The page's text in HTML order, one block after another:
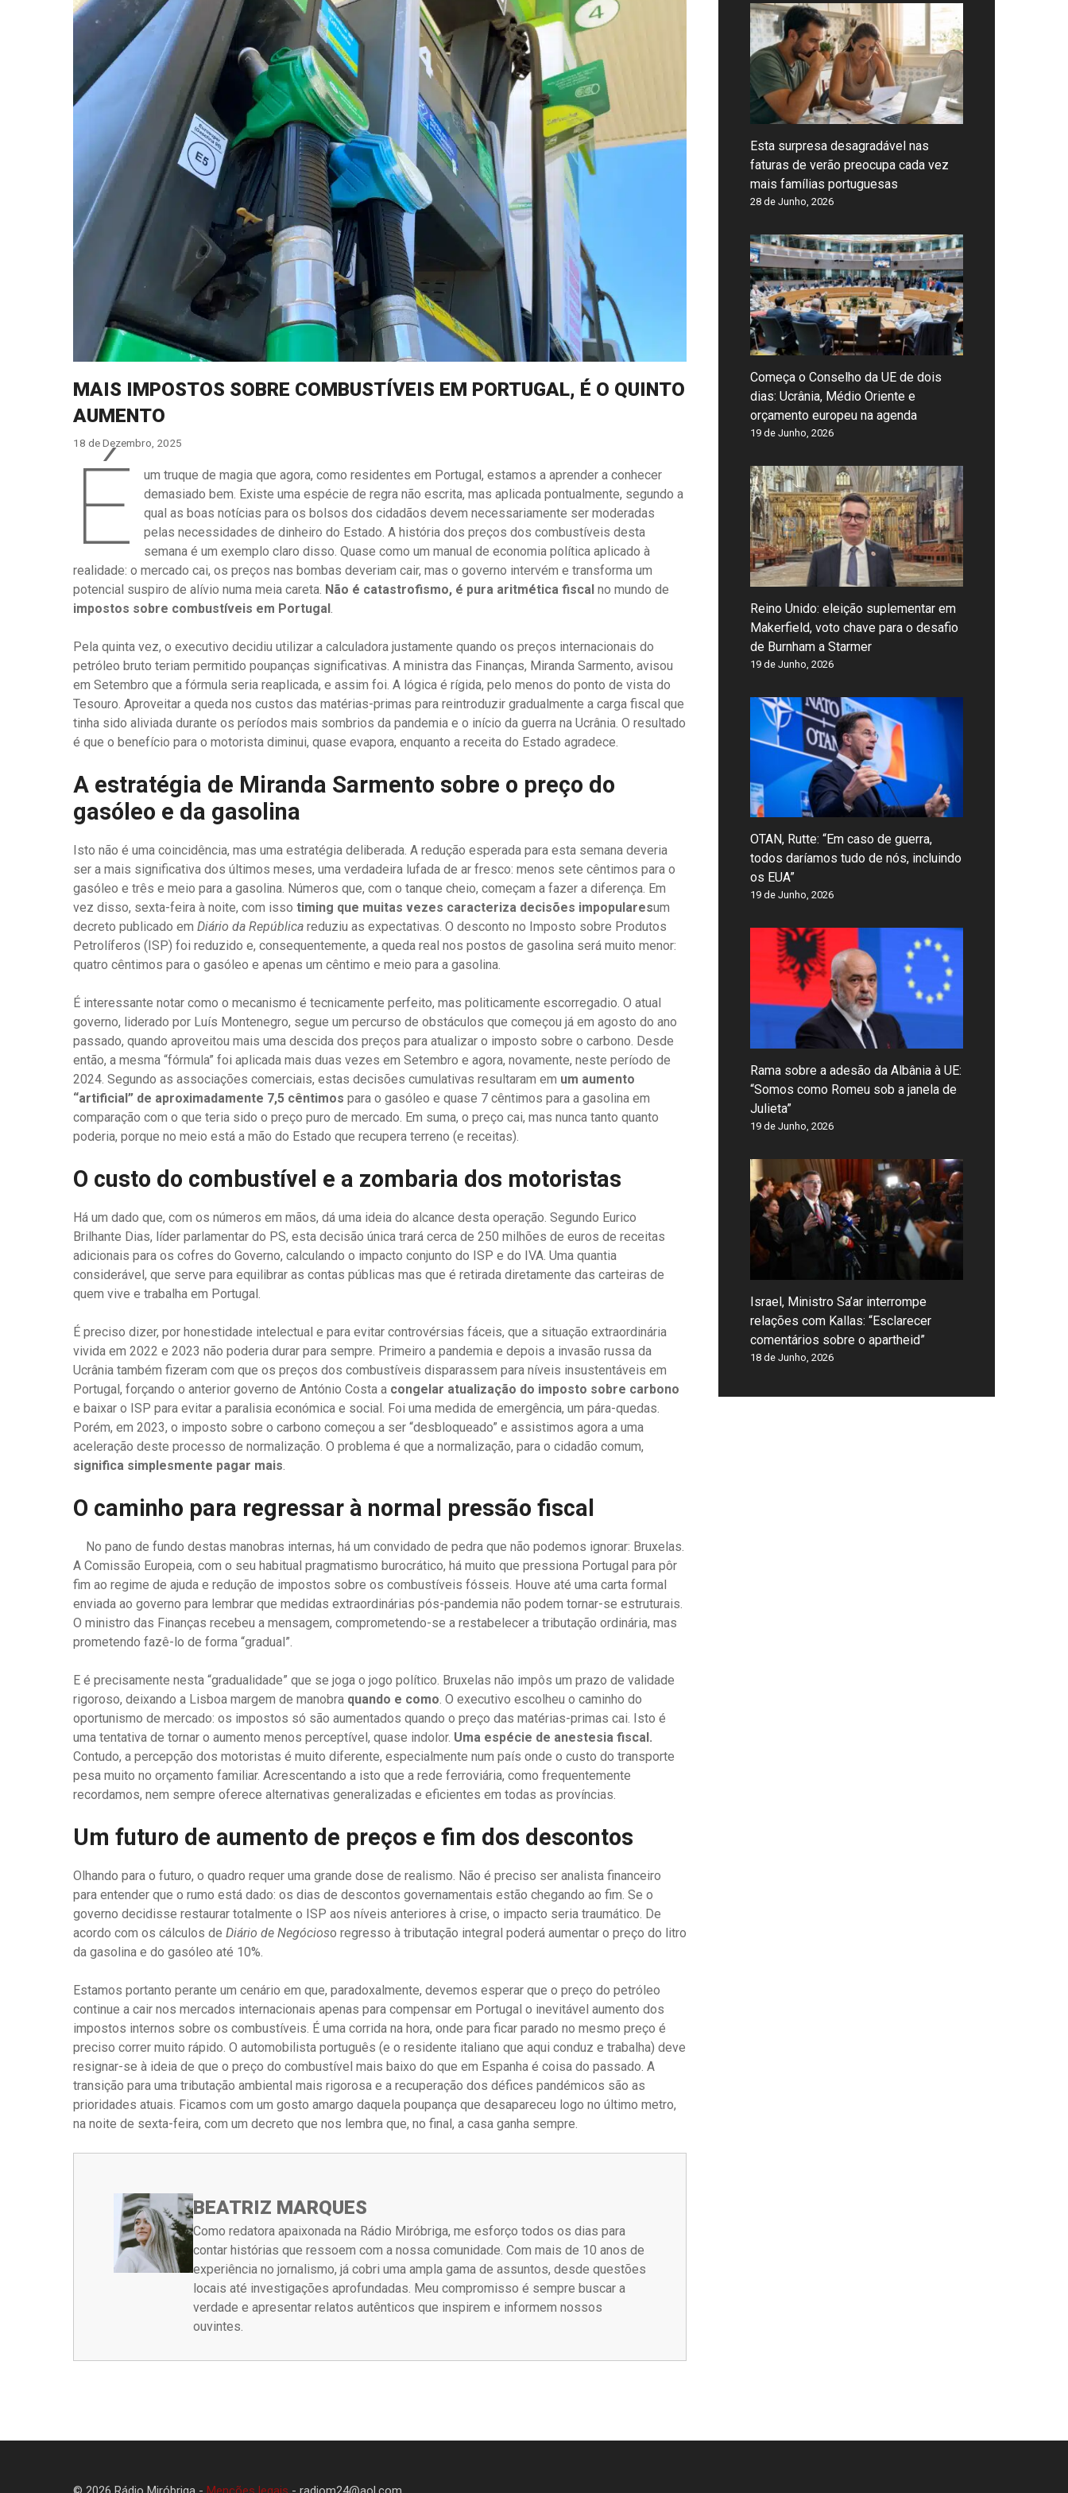
MAIS IMPOSTOS SOBRE COMBUSTÍVEIS EM PORTUGAL, É O QUINTO
AUMENTO
18 de Dezembro, 2025
É
um truque de magia que agora, como residentes em Portugal, estamos a aprender a conhecer
demasiado bem. Existe uma espécie de regra não escrita, mas aplicada pontualmente, segundo a
qual as boas notícias para os bolsos dos cidadãos devem necessariamente ser moderadas
pelas necessidades de dinheiro do Estado. A história dos preços dos combustíveis desta
semana é um exemplo claro disso. Quase como um manual de economia política aplicado à
realidade: o mercado cai, os preços nas bombas deveriam cair, mas o governo intervém e transforma um
potencial suspiro de alívio numa meia careta. Não é catastrofismo, é pura aritmética fiscal no mundo de
impostos sobre combustíveis em Portugal.
Pela quinta vez, o executivo decidiu utilizar a calculadora justamente quando os preços internacionais do
petróleo bruto teriam permitido poupanças significativas. A ministra das Finanças, Miranda Sarmento, avisou
em Setembro que a fórmula seria reaplicada, e assim foi. A lógica é rígida, pelo menos do ponto de vista do
Tesouro. Aproveitar a queda nos custos das matérias-primas para reintroduzir gradualmente a carga fiscal que
tinha sido aliviada durante os períodos mais sombrios da pandemia e o início da guerra na Ucrânia. O resultado
é que o benefício para o motorista diminui, quase evapora, enquanto a receita do Estado agradece.
A estratégia de Miranda Sarmento sobre o preço do
gasóleo e da gasolina
Isto não é uma coincidência, mas uma estratégia deliberada. A redução esperada para esta semana deveria
ser a mais significativa dos últimos meses, uma verdadeira lufada de ar fresco: menos sete cêntimos para o
gasóleo e três e meio para a gasolina. Números que, com o tanque cheio, começam a fazer a diferença. Em
vez disso, sexta-feira à noite, com isso timing que muitas vezes caracteriza decisões impopularesum
decreto publicado em Diário da República reduziu as expectativas. O desconto no Imposto sobre Produtos
Petrolíferos (ISP) foi reduzido e, consequentemente, a queda real nos postos de gasolina será muito menor:
quatro cêntimos para o gasóleo e apenas um cêntimo e meio para a gasolina.
É interessante notar como o mecanismo é tecnicamente perfeito, mas politicamente escorregadio. O atual
governo, liderado por Luís Montenegro, segue um percurso de obstáculos que começou já em agosto do ano
passado, quando aproveitou mais uma descida dos preços para atualizar o imposto sobre o carbono. Desde
então, a mesma “fórmula” foi aplicada mais duas vezes em Setembro e agora, novamente, neste período de
2024. Segundo as associações comerciais, estas decisões cumulativas resultaram em um aumento
“artificial” de aproximadamente 7,5 cêntimos para o gasóleo e quase 7 cêntimos para a gasolina em
comparação com o que teria sido o preço puro de mercado. Em suma, o preço cai, mas nunca tanto quanto
poderia, porque no meio está a mão do Estado que recupera terreno (e receitas).
O custo do combustível e a zombaria dos motoristas
Há um dado que, com os números em mãos, dá uma ideia do alcance desta operação. Segundo Eurico
Brilhante Dias, líder parlamentar do PS, esta decisão única trará cerca de 250 milhões de euros de receitas
adicionais para os cofres do Governo, calculando o impacto conjunto do ISP e do IVA. Uma quantia
considerável, que serve para equilibrar as contas públicas mas que é retirada diretamente das carteiras de
quem vive e trabalha em Portugal.
É preciso dizer, por honestidade intelectual e para evitar controvérsias fáceis, que a situação extraordinária
vivida em 2022 e 2023 não poderia durar para sempre. Primeiro a pandemia e depois a invasão russa da
Ucrânia também fizeram com que os preços dos combustíveis disparassem para níveis insustentáveis ​​em
Portugal, forçando o anterior governo de António Costa a congelar atualização do imposto sobre carbono
e baixar o ISP para evitar a paralisia económica e social. Foi uma medida de emergência, um pára-quedas.
Porém, em 2023, o imposto sobre o carbono começou a ser “desbloqueado” e assistimos agora a uma
aceleração deste processo de normalização. O problema é que a normalização, para o cidadão comum,
significa simplesmente pagar mais.
O caminho para regressar à normal pressão fiscal
No pano de fundo destas manobras internas, há um convidado de pedra que não podemos ignorar: Bruxelas.
A Comissão Europeia, com o seu habitual pragmatismo burocrático, há muito que pressiona Portugal para pôr
fim ao regime de ajuda e redução de impostos sobre os combustíveis fósseis. Houve até uma carta formal
enviada ao governo para lembrar que medidas extraordinárias pós-pandemia não podem tornar-se estruturais.
O ministro das Finanças recebeu a mensagem, comprometendo-se a restabelecer a tributação ordinária, mas
prometendo fazê-lo de forma “gradual”.
E é precisamente nesta “gradualidade” que se joga o jogo político. Bruxelas não impôs um prazo de validade
rigoroso, deixando a Lisboa margem de manobra quando e como. O executivo escolheu o caminho do
oportunismo de mercado: os impostos só são aumentados quando o preço das matérias-primas cai. Isto é
uma tentativa de tornar o aumento menos perceptível, quase indolor. Uma espécie de anestesia fiscal.
Contudo, a percepção dos motoristas é muito diferente, especialmente num país onde o custo do transporte
pesa muito no orçamento familiar. Acrescentando a isto que a rede ferroviária, como frequentemente
recordamos, nem sempre oferece alternativas generalizadas e eficientes em todas as províncias.
Um futuro de aumento de preços e fim dos descontos
Olhando para o futuro, o quadro requer uma grande dose de realismo. Não é preciso ser analista financeiro
para entender que o rumo está dado: os dias de descontos governamentais estão chegando ao fim. Se o
governo decidisse restaurar totalmente o ISP aos níveis anteriores à crise, o impacto seria traumático. De
acordo com os cálculos de Diário de Negócioso regresso à tributação integral poderá aumentar o preço do litro
da gasolina e do gasóleo até 10%.
Estamos portanto perante um cenário em que, paradoxalmente, devemos esperar que o preço do petróleo
continue a cair nos mercados internacionais apenas para compensar em Portugal o inevitável aumento dos
impostos internos sobre os combustíveis. É uma corrida na hora, onde para ficar parado no mesmo preço é
preciso correr muito rápido. O automobilista português (e o residente italiano que aqui conduz e trabalha) deve
resignar-se à ideia de que o preço do combustível mais baixo do que em Espanha é coisa do passado. A
transição para uma tributação ambiental mais rigorosa e a recuperação dos défices pandémicos são as
prioridades atuais. Ficamos com um gosto amargo daquela poupança que desapareceu logo no último metro,
na noite de sexta-feira, com um decreto que nos lembra que, no final, a casa ganha sempre.
BEATRIZ MARQUES
Como redatora apaixonada na Rádio Miróbriga, me esforço todos os dias para
contar histórias que ressoem com a nossa comunidade. Com mais de 10 anos de
experiência no jornalismo, já cobri uma ampla gama de assuntos, desde questões
locais até investigações aprofundadas. Meu compromisso é sempre buscar a
verdade e apresentar relatos autênticos que inspirem e informem nossos
ouvintes.
Esta surpresa desagradável nas
faturas de verão preocupa cada vez
mais famílias portuguesas
28 de Junho, 2026
Começa o Conselho da UE de dois
dias: Ucrânia, Médio Oriente e
orçamento europeu na agenda
19 de Junho, 2026
Reino Unido: eleição suplementar em
Makerfield, voto chave para o desafio
de Burnham a Starmer
19 de Junho, 2026
OTAN, Rutte: “Em caso de guerra,
todos daríamos tudo de nós, incluindo
os EUA”
19 de Junho, 2026
Rama sobre a adesão da Albânia à UE:
“Somos como Romeu sob a janela de
Julieta”
19 de Junho, 2026
Israel, Ministro Sa’ar interrompe
relações com Kallas: “Esclarecer
comentários sobre o apartheid”
18 de Junho, 2026